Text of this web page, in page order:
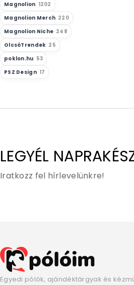
Magnolion 1202
Magnolion Merch 220
Magnolion Niche 248
OlcsóTrendek 25
poklon.hu 53
PSZ Design 17
LEGYÉL
Iratkozz fel hírlevelünkre!
Egyedi pólók, ajándéktárgyak és